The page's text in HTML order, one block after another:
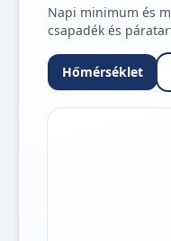
Napi minimum és
csapadék és
Hőmérséklet